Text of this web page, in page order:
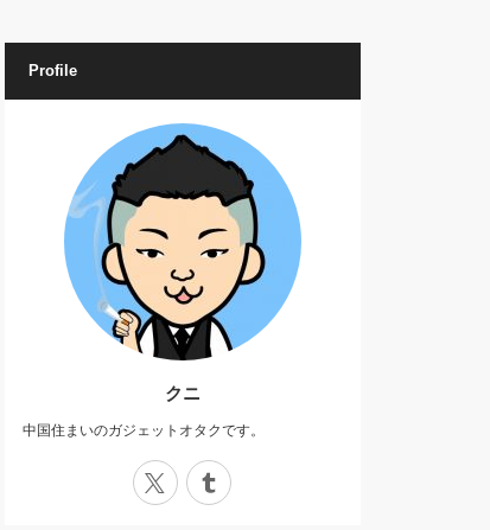
Profile
クニ
中国住まいのガジェットオタクです。